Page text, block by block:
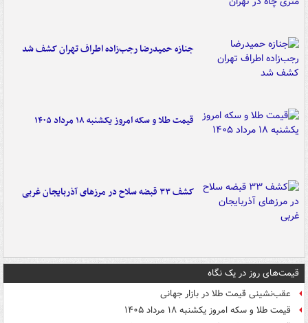
جنازه حمیدرضا رجب‌زاده اطراف تهران کشف شد
قیمت طلا و سکه امروز یکشنبه ۱۸ مرداد ۱۴۰۵
کشف ۳۳ قبضه سلاح در مرزهای آذربایجان غربی
قیمت‌های روز در یک نگاه
عقب‌نشینی قیمت طلا در بازار جهانی
قیمت طلا و سکه امروز یکشنبه ۱۸ مرداد ۱۴۰۵